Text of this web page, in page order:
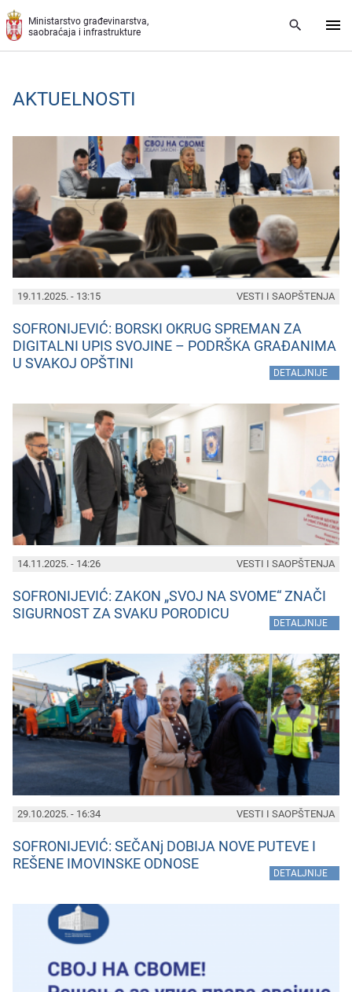
Preskoči na glavni deo sadržaja
Ministarstvo građevinarstva,
saobraćaja i infrastrukture
AKTUELNOSTI
19.11.2025. - 13:15
SOFRONIJEVIĆ: BORSKI OKRUG SPREMAN ZA
DIGITALNI UPIS SVOJINE – PODRŠKA GRAĐANIMA
U SVAKOJ OPŠTINI
DETALJNIJE
VESTI I SAOPŠTENJA
14.11.2025. - 14:26
SOFRONIJEVIĆ: ZAKON „SVOJ NA SVOME“ ZNAČI
SIGURNOST ZA SVAKU PORODICU
DETALJNIJE
VESTI I SAOPŠTENJA
29.10.2025. - 16:34
SOFRONIJEVIĆ: SEČANj DOBIJA NOVE PUTEVE I
REŠENE IMOVINSKE ODNOSE
DETALJNIJE
VESTI I SAOPŠTENJA
PAGES